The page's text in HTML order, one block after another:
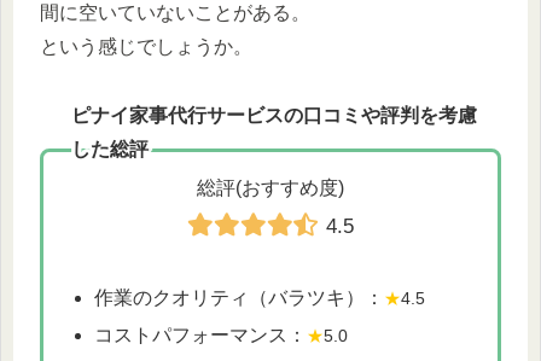
間に空いていないことがある。
という感じでしょうか。
ピナイ家事代行サービスの口コミや評判を考慮
した総評
総評(おすすめ度)
4.5
作業のクオリティ（バラツキ）： ★4.5
コストパフォーマンス： ★5.0